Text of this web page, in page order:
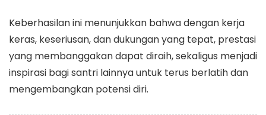
Keberhasilan ini menunjukkan bahwa dengan kerja
keras, keseriusan, dan dukungan yang tepat, prestasi
yang membanggakan dapat diraih, sekaligus menjadi
inspirasi bagi santri lainnya untuk terus berlatih dan
mengembangkan potensi diri.